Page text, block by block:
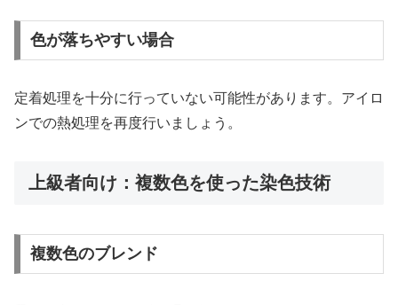
色が落ちやすい場合
定着処理を十分に行っていない可能性があります。アイロ
ンでの熱処理を再度行いましょう。
上級者向け：複数色を使った染色技術
複数色のブレンド